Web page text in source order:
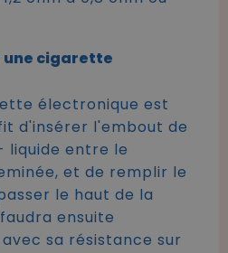
cigarette
électronique est
d'insérer l'embout de
liquide entre le
et de remplir le
le haut de la
ensuite
sa résistance sur